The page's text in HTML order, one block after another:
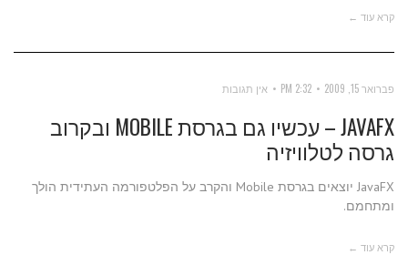
קרא עוד ←
פברואר 15, 2009 2:32 PM אין תגובות
JAVAFX – עכשיו גם בגרסת MOBILE ובקרוב
גרסה לטלוויזיה
JavaFX יוצאים בגרסת Mobile והקרב על הפלטפורמה העתידית הולך
ומתחמם.
קרא עוד ←